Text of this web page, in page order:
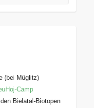
(bei Müglitz)
Camp
Bielatal-Biotopen